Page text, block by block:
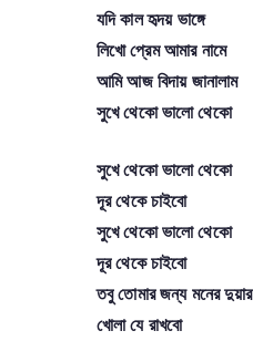
যদি কাল হৃদয় ভাঙ্গে
লিখো প্রেম আমার নামে
আমি আজ বিদায় জানালাম
সুখে থেকো ভালো থেকো
সুখে থেকো ভালো থেকো
দূর থেকে চাইবো
সুখে থেকো ভালো থেকো
দূর থেকে চাইবো
তবু তোমার জন্য মনের দুয়ার
খোলা যে রাখবো